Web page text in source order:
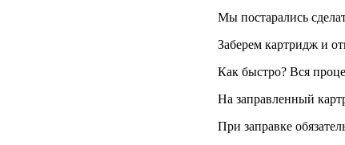
Мы постарались
Заберем картридж и
Как быстро? Вся
На заправленный
При заправке